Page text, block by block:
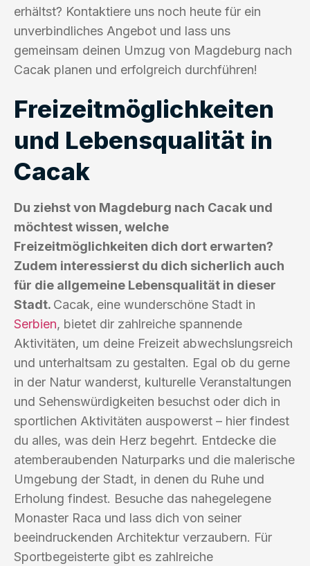
erhältst? Kontaktiere uns noch heute für ein
unverbindliches Angebot und lass uns
gemeinsam deinen Umzug von Magdeburg nach
Cacak planen und erfolgreich durchführen!
Freizeitmöglichkeiten
und Lebensqualität in
Cacak
Du ziehst von Magdeburg nach Cacak und
möchtest wissen, welche
Freizeitmöglichkeiten dich dort erwarten?
Zudem interessierst du dich sicherlich auch
für die allgemeine Lebensqualität in dieser
Stadt. Cacak, eine wunderschöne Stadt in
Serbien, bietet dir zahlreiche spannende
Aktivitäten, um deine Freizeit abwechslungsreich
und unterhaltsam zu gestalten. Egal ob du gerne
in der Natur wanderst, kulturelle Veranstaltungen
und Sehenswürdigkeiten besuchst oder dich in
sportlichen Aktivitäten auspowerst – hier findest
du alles, was dein Herz begehrt. Entdecke die
atemberaubenden Naturparks und die malerische
Umgebung der Stadt, in denen du Ruhe und
Erholung findest. Besuche das nahegelegene
Monaster Raca und lass dich von seiner
beeindruckenden Architektur verzaubern. Für
Sportbegeisterte gibt es zahlreiche